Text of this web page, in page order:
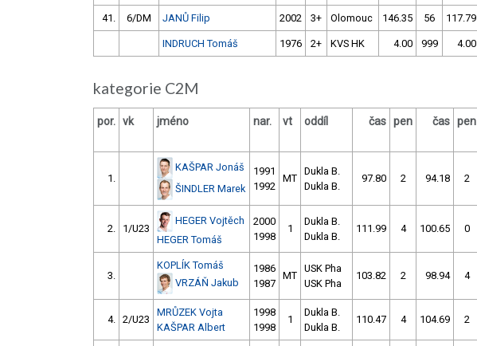
41. 6/DM JANŮ Filip 2002 3+ Olomouc 146.35 56 117.79
INDRUCH Tomáš 1976 2+ KVS HK 4.00 999 4.00
kategorie C2M
por. vk jméno nar. vt oddíl čas pen čas pen
1.
KAŠPAR Jonáš
ŠINDLER Marek
1991
1992
MT
Dukla B.
Dukla B.
97.80 2 94.18 2
2. 1/U23
HEGER Vojtěch
HEGER Tomáš
2000
1998
1
Dukla B.
Dukla B.
111.99 4 100.65 0
3.
KOPLÍK Tomáš
VRZÁŇ Jakub
1986
1987
MT
USK Pha
USK Pha
103.82 2 98.94 4
4. 2/U23
MRŮZEK Vojta
KAŠPAR Albert
1998
1998
1
Dukla B.
Dukla B.
110.47 4 104.69 2